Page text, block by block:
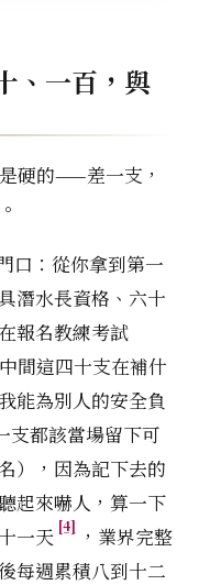
、一百，與
硬的——差一支，
口：從你拿到第一
潛水長資格、六十
報名教練考試
間這四十支在補什
能為別人的安全負
都該當場留下可
），因為記下去的
起來嚇人，算一下
一天 [4] ，業界完整
每週累積八到十二